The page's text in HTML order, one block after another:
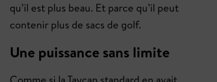
qu’il est plus beau. Et parce qu’il peut
contenir plus de sacs de golf.
Une puissance sans limite